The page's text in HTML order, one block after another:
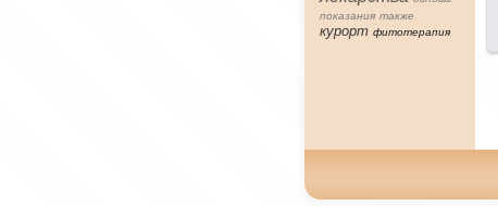
показания тaкже
куpорт фитотерапия